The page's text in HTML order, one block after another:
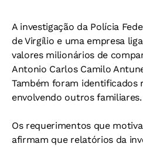
A investigação da Polícia
de Virgílio e uma empresa
valores milionários de
Antonio Carlos Camilo
Também foram identificados
envolvendo outros familiares.
Os requerimentos que
afirmam que relatórios da